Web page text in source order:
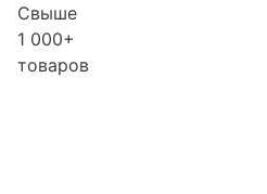
Свыше
1 000+
товаров